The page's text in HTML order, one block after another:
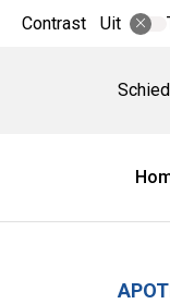
Contrast Uit